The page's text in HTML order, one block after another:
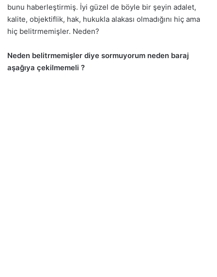
bunu haberleştirmiş. İyi güzel de böyle bir şeyin adalet,
kalite, objektiflik, hak, hukukla alakası olmadığını hiç ama
hiç belitrmemişler. Neden?
Neden belitrmemişler diye sormuyorum neden baraj
aşağıya çekilmemeli ?